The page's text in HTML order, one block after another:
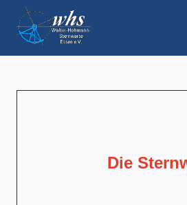
Die